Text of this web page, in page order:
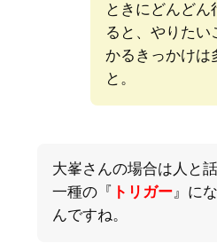
ときにどんどん
ると、やりたい
かるきっかけは
と。
大峯さんの場合は人と
一種の『 トリガー』に
んですね。